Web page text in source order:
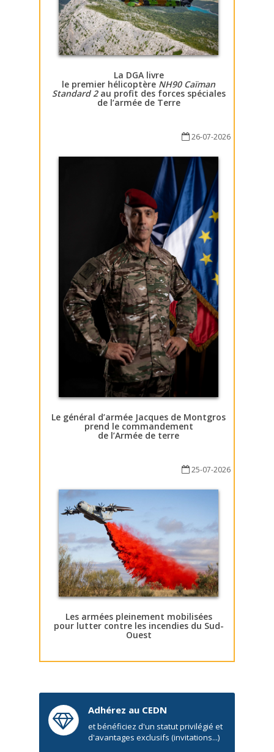
La DGA livre
le premier hélicoptère NH90 Caïman
Standard 2au profit des forces spéciales
de l’armée de Terre
26-07-2026
Le général d’armée Jacques de Montgros
prend le commandement
de l’Armée de terre
25-07-2026
Les armées pleinement mobilisées
pour lutter contre les incendies du Sud-
Ouest
Adhérez au CEDN
et bénéficiez d'un statut privilégié et
d'avantages exclusifs (invitations...)